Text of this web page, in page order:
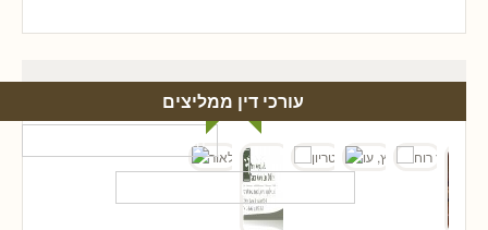
עורכי דין ממליצים